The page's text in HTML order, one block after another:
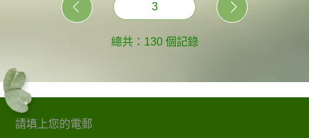
3
總共：130 個記錄